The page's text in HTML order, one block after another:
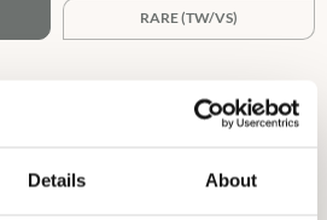
Details About
RARE (TW/VS)